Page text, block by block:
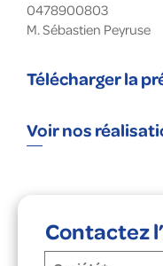
0478900803
M. Sébastien Peyruse
Télécharger la
Voir nos
Contactez